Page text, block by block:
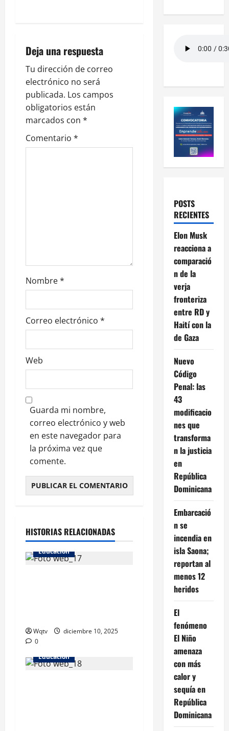
Deja una respuesta
Tu dirección de correo
electrónico no será
publicada. Los campos
obligatorios están
marcados con *
Comentario *
Nombre*
Correo electrónico *
Web
Guarda mi nombre,
correo electrónico y web
en este navegador para
la próxima vez que
comente.
HISTORIAS RELACIONADAS
Educacion
Wqtv
diciembre 10, 2025
0
Educacion
POSTS
RECIENTES
Elon Musk
reacciona a
comparació
n de la
verja
fronteriza
entre RD y
Haití con la
de Gaza
Nuevo
Código
Penal: las
43
modificacio
nes que
transforma
n la justicia
en
República
Dominicana
Embarcació
n se
incendia en
isla Saona;
reportan al
menos 12
heridos
El
fenómeno
El Niño
amenaza
con más
calor y
sequía en
República
Dominicana